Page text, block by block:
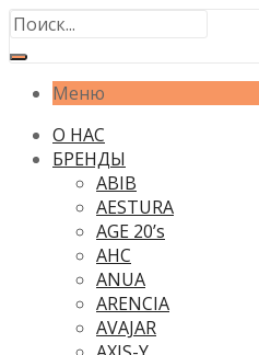
Меню
О НАС
БРЕНДЫ
ABIB
AESTURA
AGE 20’s
AHC
ANUA
ARENCIA
AVAJAR